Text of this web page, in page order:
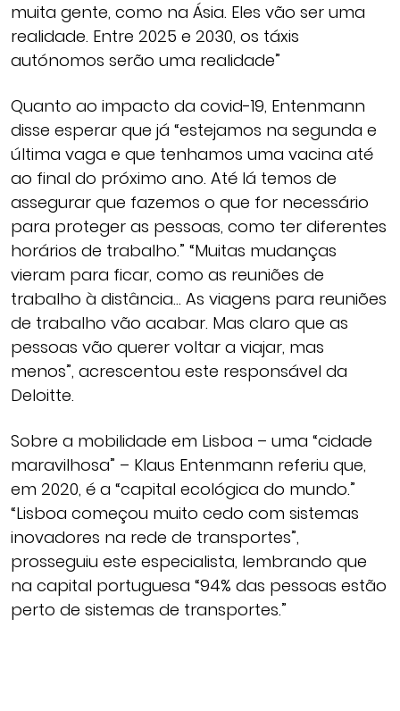
muita gente, como na Ásia. Eles vão ser uma
realidade. Entre 2025 e 2030, os táxis
autónomos serão uma realidade”
Quanto ao impacto da covid-19, Entenmann
disse esperar que já “estejamos na segunda e
última vaga e que tenhamos uma vacina até
ao final do próximo ano. Até lá temos de
assegurar que fazemos o que for necessário
para proteger as pessoas, como ter diferentes
horários de trabalho.” “Muitas mudanças
vieram para ficar, como as reuniões de
trabalho à distância… As viagens para reuniões
de trabalho vão acabar. Mas claro que as
pessoas vão querer voltar a viajar, mas
menos”, acrescentou este responsável da
Deloitte.
Sobre a mobilidade em Lisboa – uma “cidade
maravilhosa” – Klaus Entenmann referiu que,
em 2020, é a “capital ecológica do mundo.”
“Lisboa começou muito cedo com sistemas
inovadores na rede de transportes”,
prosseguiu este especialista, lembrando que
na capital portuguesa “94% das pessoas estão
perto de sistemas de transportes.”